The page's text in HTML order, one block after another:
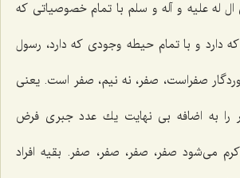
له علیه و آله و سلم با تمام خصوصیاتی كه
كه دارد و با تمام حیطه وجودی كه دارد، رسول
صفراست، صفر، نه نیم، صفر است. یعنی
را به اضافه بی نهایت یك عدد جبری فرض
می‌شود صفر، صفر، صفر، صفر. بقیه افراد